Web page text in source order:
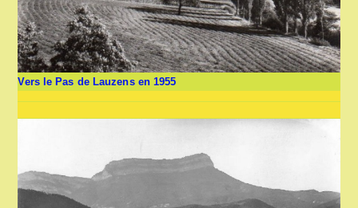
Vers le Pas de Lauzens en 1955